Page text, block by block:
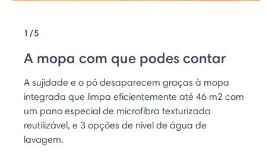
1/5
A mopa com que podes contar
A sujidade e o pó desaparecem graças à mopa
integrada que limpa eficientemente até 46 m2 com
um pano especial de microfibra texturizada
reutilizável, e 3 opções de nível de água de
lavagem.